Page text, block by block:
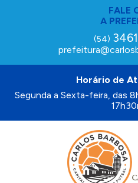
FALE
A
(54)
Horário de
Segunda a Sexta-feira, das